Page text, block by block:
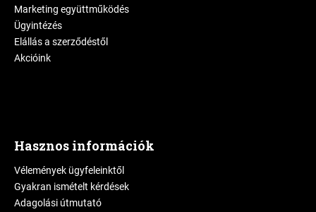
Marketing együttműködés
Ügyintézés
Elállás a szerződéstől
Akcióink
Hasznos információk
Vélemények ügyfeleinktől
Gyakran ismételt kérdések
Adagolási útmutató